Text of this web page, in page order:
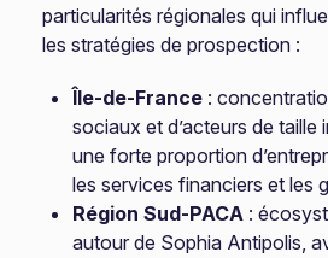
particularités régionales qui
les stratégies de prospection :
Île-de-France :
sociaux et d’acteurs de taille
une forte proportion
les services financiers et les
Région Sud-PACA :
autour de Sophia Antipolis,